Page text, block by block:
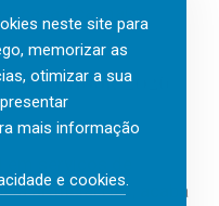
casa fica mais
Outlook 2026
serviços de
artificial (IA), acaba
neste site para
memorizar as
otimizar a sua
mais informação
e cookies.